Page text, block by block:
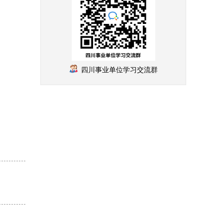
四川事业单位学习交流群